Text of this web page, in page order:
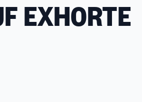
EXHORTE